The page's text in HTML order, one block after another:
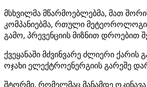
მსხვილმა მწარმოებლებმა, მათ
კომპანიებმა, რთული
გამო, პრევენციის მიზნით დროებით
ქვეყანაში მძვინვარე ძლიერი ქარის
ოჯახი ელექტროენერგიის გარეშე
შტორმი, რომელმაც მანამდე